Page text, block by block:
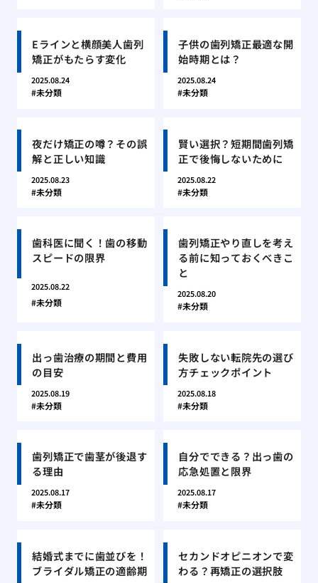
Eラインと横顔美人歯列
矯正がもたらす変化
2025.08.24
未分類
子供の歯列矯正最適な開
始時期とは？
2025.08.24
未分類
夜だけ矯正の噂？その誤
解と正しい知識
2025.08.23
未分類
賢い選択？短期間歯列矯
正で後悔しないために
2025.08.22
未分類
歯科医に聞く！歯の移動
スピードの限界
2025.08.22
未分類
歯列矯正やり直しを考え
る前に知っておくべきこ
と
2025.08.20
未分類
出っ歯治療の期間と費用
の目安
2025.08.19
未分類
失敗しない転院先の選び
方チェックポイント
2025.08.18
未分類
歯列矯正で歯茎が後退す
る理由
2025.08.17
未分類
自分でできる？出っ歯の
応急処置と限界
2025.08.17
未分類
結婚式までに歯並びを！
ブライダル矯正の適齢期
セカンドオピニオンで変
わる？再矯正の選択肢